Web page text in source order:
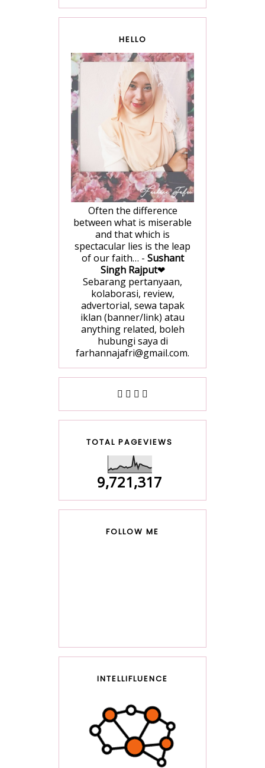
HELLO
Often the difference
between what is miserable
and that which is
spectacular lies is the leap
of our faith… - Sushant
Singh Rajput❤
Sebarang pertanyaan,
kolaborasi, review,
advertorial, sewa tapak
iklan (banner/link) atau
anything related, boleh
hubungi saya di
farhannajafri@gmail.com.
TOTAL PAGEVIEWS
9,721,317
FOLLOW ME
INTELLIFLUENCE